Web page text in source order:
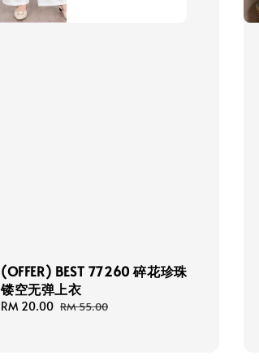
(OFFER) BEST 77260 碎花珍珠
镂空无弹上衣
Sale
RM 20.00 Regular
RM 55.00